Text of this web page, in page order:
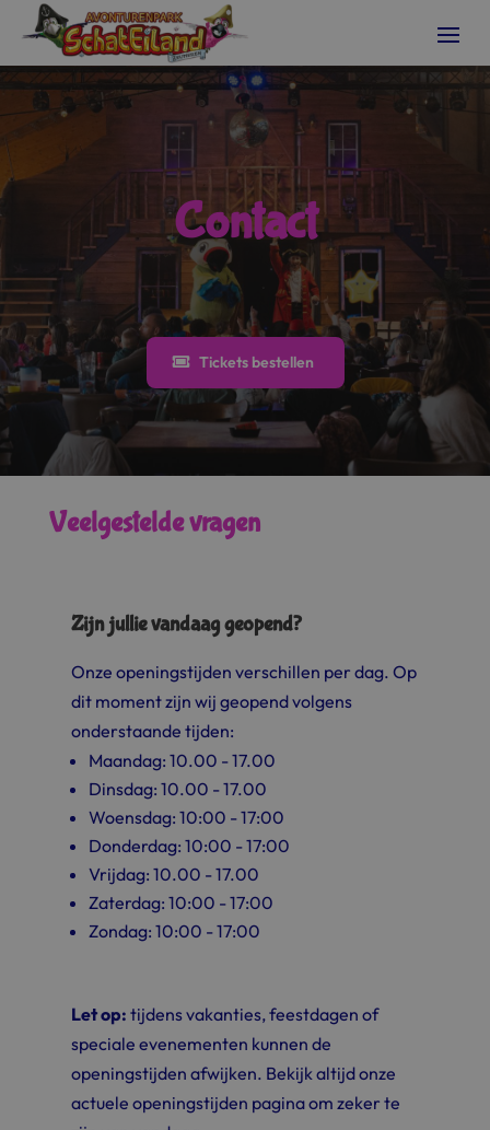
Contact
Tickets bestellen
Veelgestelde vragen
Zijn jullie vandaag geopend?
Onze openingstijden verschillen per dag. Op
dit moment zijn wij geopend volgens
onderstaande tijden:
Maandag: 10.00 - 17.00
Dinsdag: 10.00 - 17.00
Woensdag: 10:00 - 17:00
Donderdag: 10:00 - 17:00
Vrijdag: 10.00 - 17.00
Zaterdag: 10:00 - 17:00
Zondag: 10:00 - 17:00
Let op: tijdens vakanties, feestdagen of
speciale evenementen kunnen de
openingstijden afwijken. Bekijk altijd onze
actuele openingstijden paginaom zeker te